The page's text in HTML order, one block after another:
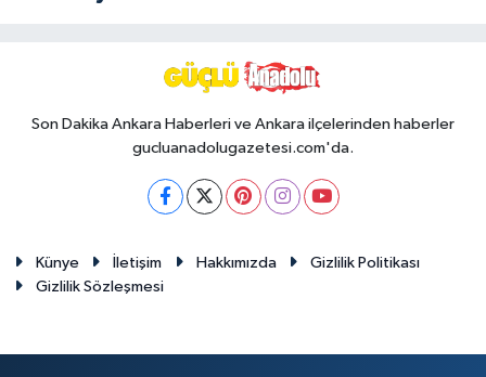
Son Dakika Ankara Haberleri ve Ankara ilçelerinden haberler
gucluanadolugazetesi.com'da.
Künye İletişim Hakkımızda
Gizlilik Politikası
Gizlilik Sözleşmesi